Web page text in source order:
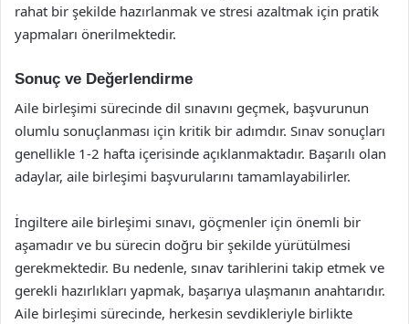
rahat bir şekilde hazırlanmak ve stresi azaltmak için pratik
yapmaları önerilmektedir.
Sonuç ve Değerlendirme
Aile birleşimi sürecinde dil sınavını geçmek, başvurunun
olumlu sonuçlanması için kritik bir adımdır. Sınav sonuçları
genellikle 1-2 hafta içerisinde açıklanmaktadır. Başarılı olan
adaylar, aile birleşimi başvurularını tamamlayabilirler.
İngiltere aile birleşimi sınavı, göçmenler için önemli bir
aşamadır ve bu sürecin doğru bir şekilde yürütülmesi
gerekmektedir. Bu nedenle, sınav tarihlerini takip etmek ve
gerekli hazırlıkları yapmak, başarıya ulaşmanın anahtarıdır.
Aile birleşimi sürecinde, herkesin sevdikleriyle birlikte